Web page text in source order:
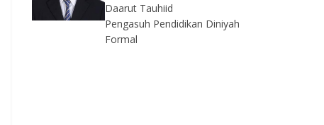
Daarut Tauhiid
Pengasuh Pendidikan Diniyah
Formal